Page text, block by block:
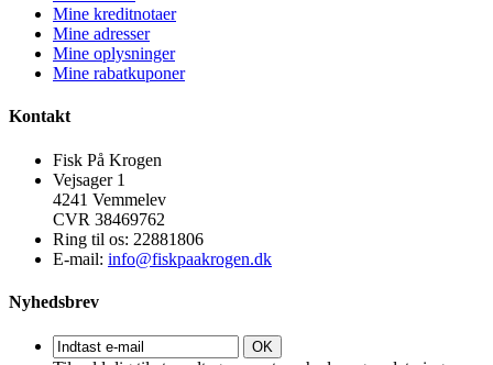
Mine kreditnotaer
Mine adresser
Mine oplysninger
Mine rabatkuponer
Kontakt
Fisk På Krogen
Vejsager 1
4241 Vemmelev
CVR 38469762
Ring til os: 22881806
E-mail: info@fiskpaakrogen.dk
Nyhedsbrev
OK